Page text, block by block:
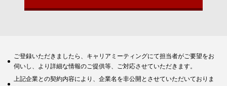
ご登録いただきましたら、キャリアミーティングにて担当者がご要望をお
伺いし、より詳細な情報のご提供等、ご対応させていただきます。
上記企業との契約内容により、企業名を非公開とさせていただいておりま